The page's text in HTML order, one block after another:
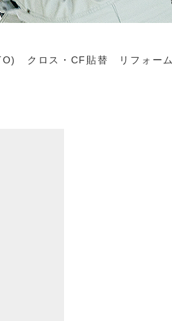
クロス・CF貼替 リフォーム